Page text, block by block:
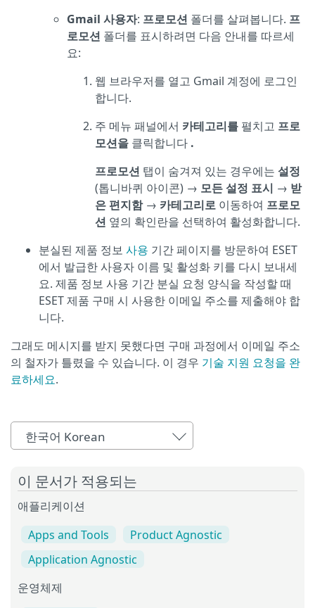
Gmail 사용자: 프로모션 폴더를 살펴봅니다. 프
로모션 폴더를 표시하려면 다음 안내를 따르세
요:
웹 브라우저를 열고 Gmail 계정에 로그인
합니다.
주 메뉴 패널에서 카테고리를 펼치고 프로
모션을 클릭합니다 .
프로모션 탭이 숨겨져 있는 경우에는 설정
(톱니바퀴 아이콘) → 모든 설정 표시 → 받
은 편지함→ 카테고리로 이동하여 프로모
션 옆의 확인란을 선택하여 활성화합니다.
분실된 제품 정보 사용 기간 페이지를 방문하여 ESET
에서 발급한 사용자 이름 및 활성화 키를 다시 보내세
요. 제품 정보 사용 기간 분실 요청 양식을 작성할 때
ESET 제품 구매 시 사용한 이메일 주소를 제출해야 합
니다.
그래도 메시지를 받지 못했다면 구매 과정에서 이메일 주소
의 철자가 틀렸을 수 있습니다. 이 경우 기술 지원 요청을 완
료하세요.
한국어 Korean
이 문서가 적용되는
애플리케이션
Apps and Tools
Product Agnostic
Application Agnostic
운영체제